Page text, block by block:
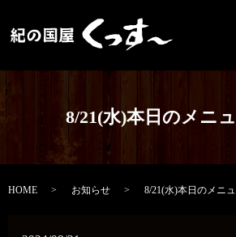
8/21(水)本日のメニュ
HOME お知らせ 8/21(水)本日のメニュ